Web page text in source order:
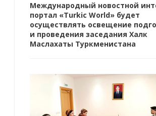
Международный новостной
портал «Turkic World» будет
осуществлять освещение
и проведения заседания Халк
Маслахаты Туркменистана